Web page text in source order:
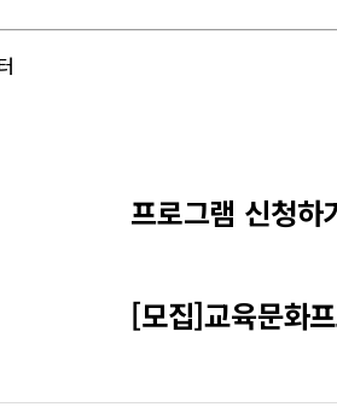
프로그램 신청하
[모집]교육문화